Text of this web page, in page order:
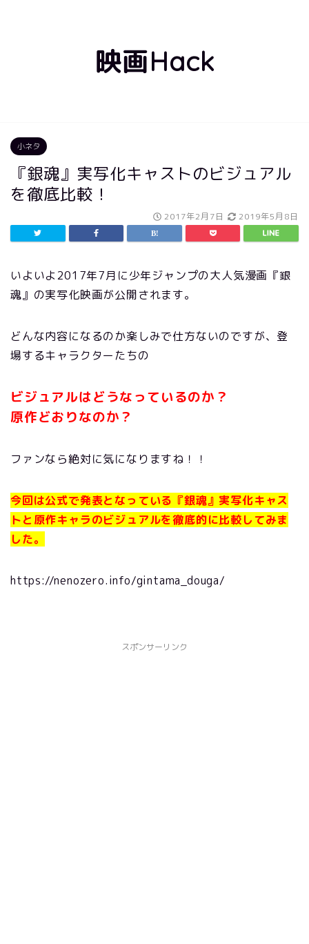
映画Hack
小ネタ
『銀魂』実写化キャストのビジュアル
を徹底比較！
2017年2月7日 2019年5月8日
いよいよ2017年7月に少年ジャンプの大人気漫画『銀
魂』の実写化映画が公開されます。
どんな内容になるのか楽しみで仕方ないのですが、登
場するキャラクターたちの
ビジュアルはどうなっているのか？
原作どおりなのか？
ファンなら絶対に気になりますね！！
今回は公式で発表となっている 『銀魂』実写化キャス
トと原作キャラのビジュアルを徹底的に比較してみま
した。
https://nenozero.info/gintama_douga/
スポンサーリンク